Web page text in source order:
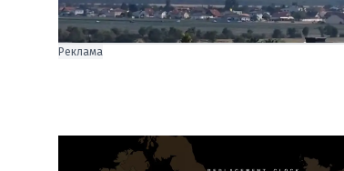
Реклама